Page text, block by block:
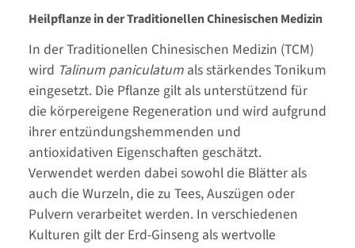
Heilpflanze in der Traditionellen Chinesischen Medizin
In der Traditionellen Chinesischen Medizin (TCM)
wird Talinum paniculatum als stärkendes Tonikum
eingesetzt. Die Pflanze gilt als unterstützend für
die körpereigene Regeneration und wird aufgrund
ihrer entzündungshemmenden und
antioxidativen Eigenschaften geschätzt.
Verwendet werden dabei sowohl die Blätter als
auch die Wurzeln, die zu Tees, Auszügen oder
Pulvern verarbeitet werden. In verschiedenen
Kulturen gilt der Erd-Ginseng als wertvolle